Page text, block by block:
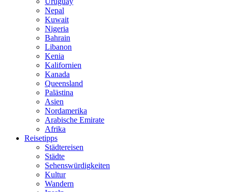
Nepal
Kuwait
Nigeria
Bahrain
Libanon
Kenia
Kalifornien
Kanada
Queensland
Palästina
Asien
Nordamerika
Arabische Emirate
Afrika
Reisetipps
Städtereisen
Städte
Sehenswürdigkeiten
Kultur
Wandern